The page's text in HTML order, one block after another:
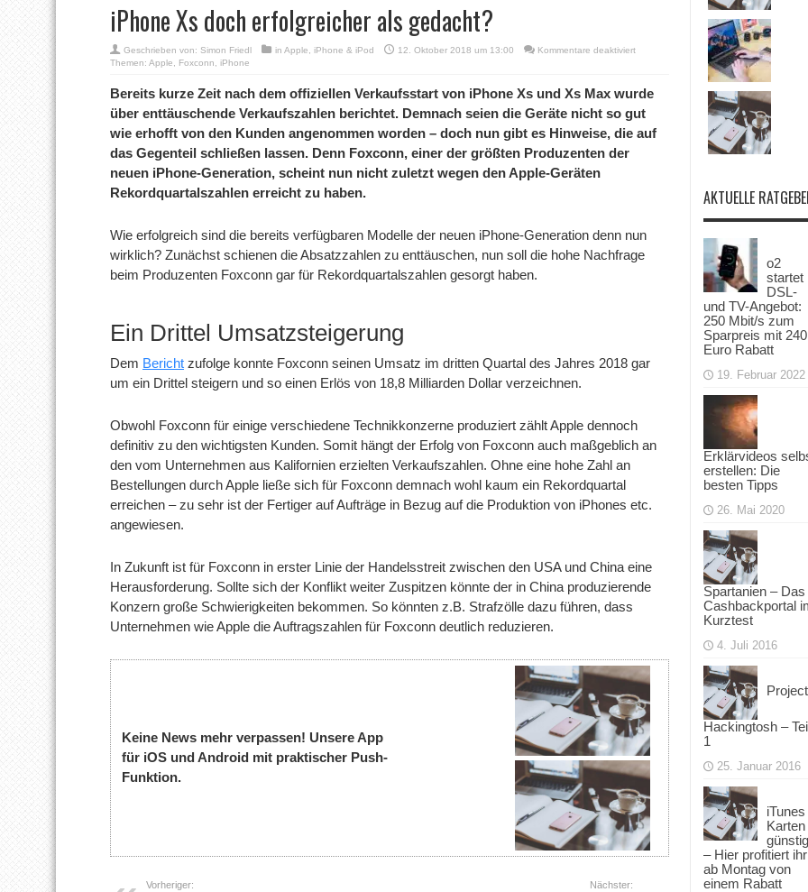
iPhone Xs doch erfolgreicher als gedacht?
Geschrieben von: Simon Friedl in Apple iPhone & iPod 12. Oktober 2018 um 13:00 Kommentare deaktiviertfür
doch
erfolgreicher
als
Themen: Apple Foxconn iPhone
Bereits kurze Zeit nach dem offiziellen Verkaufsstart von iPhone Xs und Xs Max wurde
über enttäuschende Verkaufszahlen berichtet. Demnach seien die Geräte nicht so gut
wie erhofft von den Kunden angenommen worden – doch nun gibt es Hinweise, die auf
das Gegenteil schließen lassen. Denn Foxconn, einer der größten Produzenten der
neuen iPhone-Generation, scheint nun nicht zuletzt wegen den Apple-Geräten
Rekordquartalszahlen erreicht zu haben.
Wie erfolgreich sind die bereits verfügbaren Modelle der neuen iPhone-Generation denn nun
wirklich? Zunächst schienen die Absatzzahlen zu enttäuschen, nun soll die hohe Nachfrage
beim Produzenten Foxconn gar für Rekordquartalszahlen gesorgt haben.
Ein Drittel Umsatzsteigerung
Dem Bericht zufolge konnte Foxconn seinen Umsatz im dritten Quartal des Jahres 2018 gar
um ein Drittel steigern und so einen Erlös von 18,8 Milliarden Dollar verzeichnen.
Obwohl Foxconn für einige verschiedene Technikkonzerne produziert zählt Apple dennoch
definitiv zu den wichtigsten Kunden. Somit hängt der Erfolg von Foxconn auch maßgeblich an
den vom Unternehmen aus Kalifornien erzielten Verkaufszahlen. Ohne eine hohe Zahl an
Bestellungen durch Apple ließe sich für Foxconn demnach wohl kaum ein Rekordquartal
erreichen – zu sehr ist der Fertiger auf Aufträge in Bezug auf die Produktion von iPhones etc.
angewiesen.
In Zukunft ist für Foxconn in erster Linie der Handelsstreit zwischen den USA und China eine
Herausforderung. Sollte sich der Konflikt weiter Zuspitzen könnte der in China produzierende
Konzern große Schwierigkeiten bekommen. So könnten z.B. Strafzölle dazu führen, dass
Unternehmen wie Apple die Auftragszahlen für Foxconn deutlich reduzieren.
Keine News mehr verpassen! Unsere App
für iOS und Android mit praktischer Push-
Funktion.
Vorheriger: Nächster:
AKTUELLE
o2
startet
DSL-
und TV-Angebot:
250 Mbit/s zum
Sparpreis mit 240
Euro Rabatt
19. Februar 2022
Erklärvideos
erstellen: Die
besten Tipps
26. Mai 2020
Spartanien – Das
Cashbackportal
Kurztest
4. Juli 2016
Project
Hackingtosh –
1
25. Januar 2016
iTunes
Karten
– Hier profitiert ihr
ab Montag von
einem Rabatt